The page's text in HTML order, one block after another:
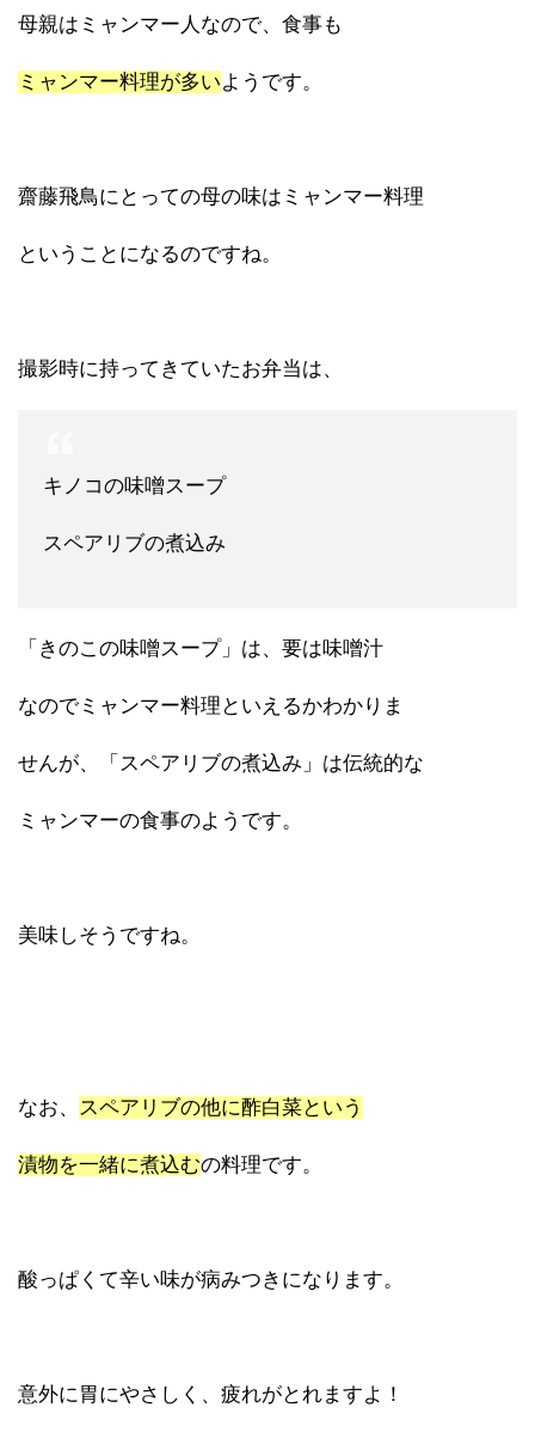
母親はミャンマー人なので、食事も
ミャンマー料理が多いようです。
齋藤飛鳥にとっての母の味はミャンマー料理
ということになるのですね。
撮影時に持ってきていたお弁当は、
キノコの味噌スープ
スペアリブの煮込み
「きのこの味噌スープ」は、要は味噌汁
なのでミャンマー料理といえるかわかりま
せんが、「スペアリブの煮込み」は伝統的な
ミャンマーの食事のようです。
美味しそうですね。
なお、 スペアリブの他に酢白菜という
漬物を一緒に煮込むの料理です。
酸っぱくて辛い味が病みつきになります。
意外に胃にやさしく、疲れがとれますよ！